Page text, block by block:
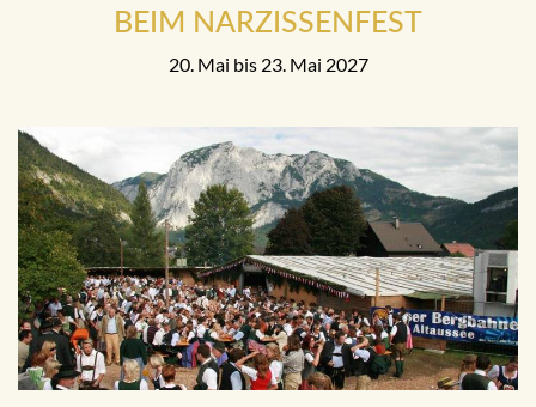
BEIM NARZISSENFEST
20. Mai bis 23. Mai 2027